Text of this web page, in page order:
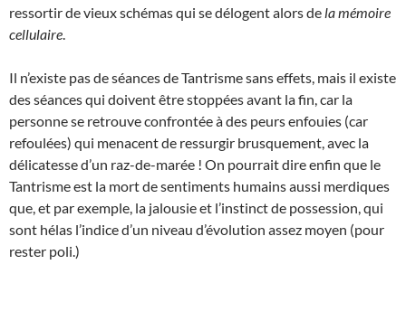
ressortir de vieux schémas qui se délogent alors de la mémoire
cellulaire
Il n’existe pas de séances de Tantrisme sans effets, mais il existe
des séances qui doivent être stoppées avant la fin, car la
personne se retrouve confrontée à des peurs enfouies (car
refoulées) qui menacent de ressurgir brusquement, avec la
délicatesse d’un raz-de-marée ! On pourrait dire enfin que le
Tantrisme est la mort de sentiments humains aussi merdiques
que, et par exemple, la jalousie et l’instinct de possession, qui
sont hélas l’indice d’un niveau d’évolution assez moyen (pour
rester poli.)